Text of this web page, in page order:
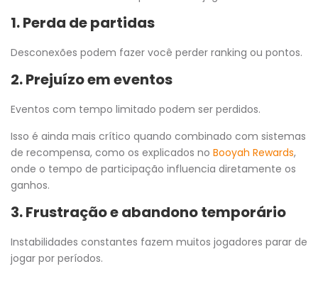
1. Perda de partidas
Desconexões podem fazer você perder ranking ou pontos.
2. Prejuízo em eventos
Eventos com tempo limitado podem ser perdidos.
Isso é ainda mais crítico quando combinado com sistemas
de recompensa, como os explicados no Booyah Rewards,
onde o tempo de participação influencia diretamente os
ganhos.
3. Frustração e abandono temporário
Instabilidades constantes fazem muitos jogadores parar de
jogar por períodos.